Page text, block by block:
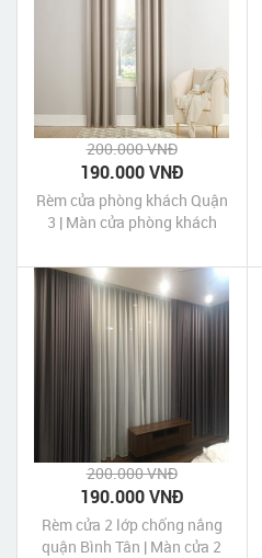
200.000 VNĐ
190.000 VNĐ
Rèm cửa phòng khách Quận
3 | Màn cửa phòng khách
200.000 VNĐ
190.000 VNĐ
Rèm cửa 2 lớp chống nắng
quận Bình Tân | Màn cửa 2